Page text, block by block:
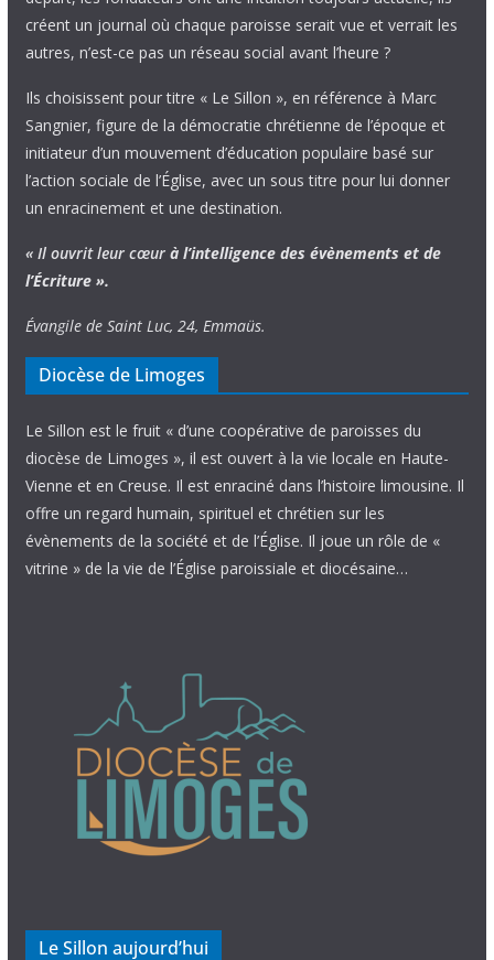
créent un journal où chaque paroisse serait vue et verrait les
autres, n’est-ce pas un réseau social avant l’heure ?
Ils choisissent pour titre « Le Sillon », en référence à Marc
Sangnier, figure de la démocratie chrétienne de l’époque et
initiateur d’un mouvement d’éducation populaire basé sur
l’action sociale de l’Église, avec un sous titre pour lui donner
un enracinement et une destination.
« Il ouvrit leur cœur à l’intelligence des évènements et de
l’Écriture ».
Évangile de Saint Luc, 24, Emmaüs.
Diocèse de Limoges
Le Sillon est le fruit « d’une coopérative de paroisses du
diocèse de Limoges », il est ouvert à la vie locale en Haute-
Vienne et en Creuse. Il est enraciné dans l’histoire limousine. Il
offre un regard humain, spirituel et chrétien sur les
évènements de la société et de l’Église. Il joue un rôle de «
vitrine » de la vie de l’Église paroissiale et diocésaine…
Le Sillon aujourd’hui